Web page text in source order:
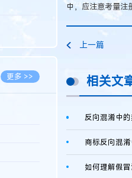
更多 >>
中，应注意考量注
上一篇
相关文
反向混淆中
商标反向混
如何理解假